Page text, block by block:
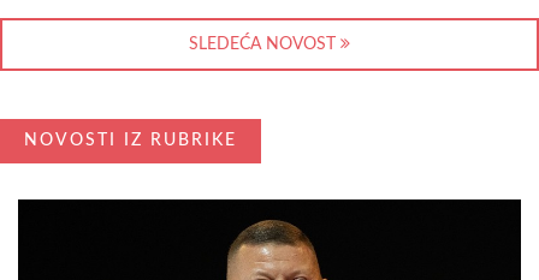
SLEDEĆA NOVOST
NOVOSTI IZ RUBRIKE